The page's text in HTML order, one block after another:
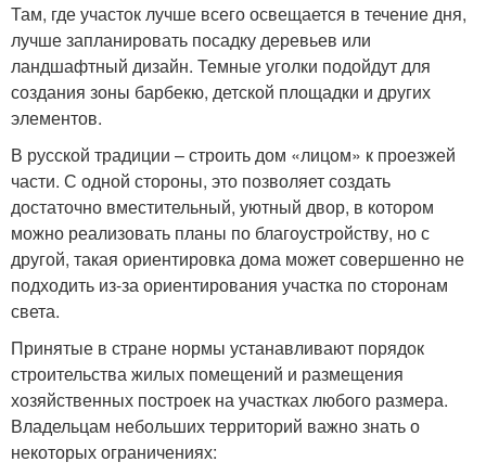
Там, где участок лучше всего освещается в течение дня,
лучше запланировать посадку деревьев или
ландшафтный дизайн. Темные уголки подойдут для
создания зоны барбекю, детской площадки и других
элементов.
В русской традиции – строить дом «лицом» к проезжей
части. С одной стороны, это позволяет создать
достаточно вместительный, уютный двор, в котором
можно реализовать планы по благоустройству, но с
другой, такая ориентировка дома может совершенно не
подходить из-за ориентирования участка по сторонам
света.
Принятые в стране нормы устанавливают порядок
строительства жилых помещений и размещения
хозяйственных построек на участках любого размера.
Владельцам небольших территорий важно знать о
некоторых ограничениях: